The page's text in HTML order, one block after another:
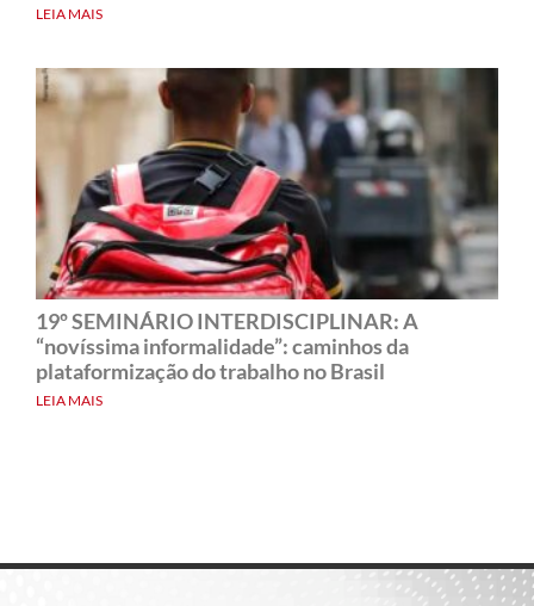
LEIA MAIS
19º SEMINÁRIO INTERDISCIPLINAR: A
“novíssima informalidade”: caminhos da
plataformização do trabalho no Brasil
LEIA MAIS